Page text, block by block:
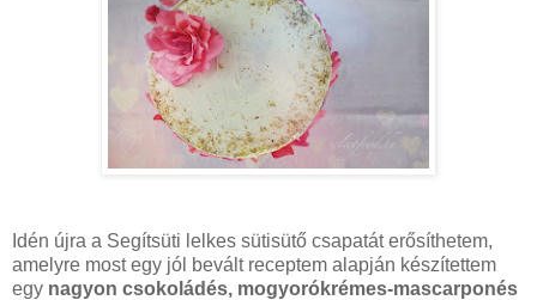
Idén újra a Segítsüti lelkes sütisütő csapatát erősíthetem,
amelyre most egy jól bevált receptem alapján készítettem
egy nagyon csokoládés, mogyorókrémes-mascarponés